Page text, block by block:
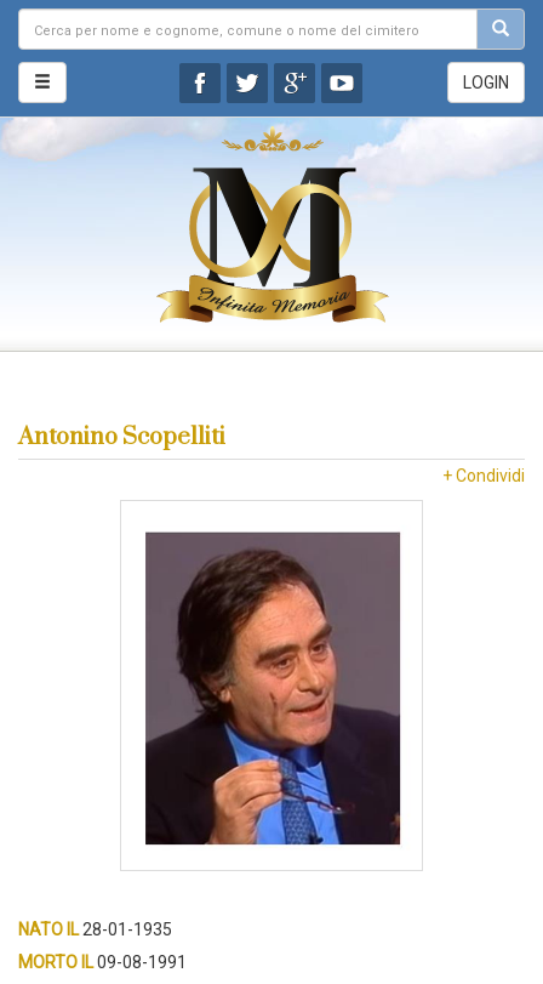
LOGIN
Antonino Scopelliti
+ Condividi
NATO IL28-01-1935
MORTO IL09-08-1991